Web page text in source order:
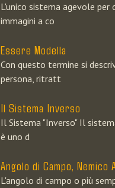
L'unico sistema agevole per
immagini a co
Essere Modella
Con questo termine si
persona, ritratt
Il Sistema Inverso
Il Sistema "Inverso" Il
è uno d
Angolo di Campo, Nemico
L'angolo di campo o più